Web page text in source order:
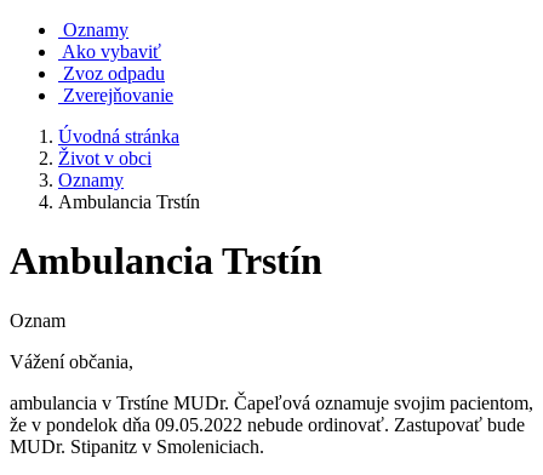
Oznamy
Ako vybaviť
Zvoz odpadu
Zverejňovanie
Úvodná stránka
Život v obci
Oznamy
Ambulancia Trstín
Ambulancia Trstín
Oznam
Vážení občania,
ambulancia v Trstíne MUDr. Čapeľová oznamuje svojim pacientom,
že v pondelok dňa 09.05.2022 nebude ordinovať. Zastupovať bude
MUDr. Stipanitz v Smoleniciach.